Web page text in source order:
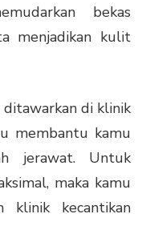
bekas
menjadikan kulit
di klinik
membantu kamu
jerawat. Untuk
maka kamu
klinik kecantikan